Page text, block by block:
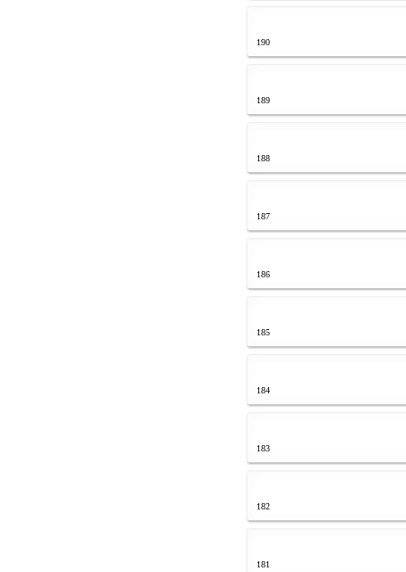
190
189
188
187
186
185
184
183
182
181